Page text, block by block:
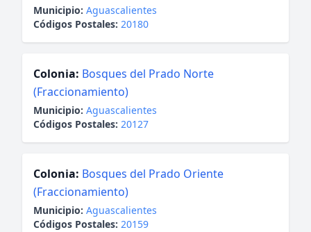
Municipio: Aguascalientes
Códigos Postales: 20180
Colonia: Bosques del Prado Norte
(Fraccionamiento)
Municipio: Aguascalientes
Códigos Postales: 20127
Colonia: Bosques del Prado Oriente
(Fraccionamiento)
Municipio: Aguascalientes
Códigos Postales: 20159